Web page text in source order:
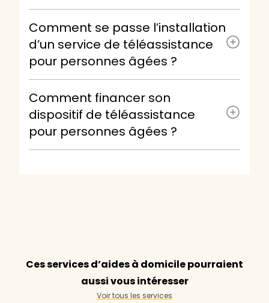
Comment se passe l’installation
d’un service de téléassistance
pour personnes âgées ?
Comment financer son
dispositif de téléassistance
pour personnes âgées ?
Ces services d’aides à domicile pourraient
aussi vous intéresser
Voir tous les services